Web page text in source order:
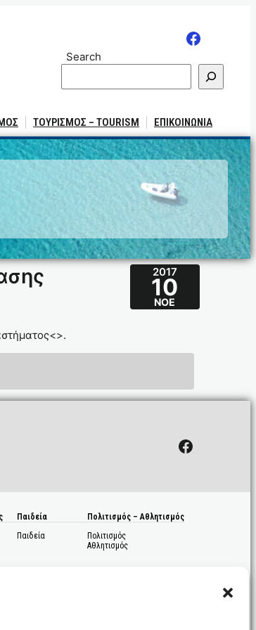
Search
ΤΟΥΡΙΣΜΟΣ – TOURISM ΕΠΙΚΟΙΝΩΝΙΑ
2017
10
ΝΟΈ
>.
Facebook
Παιδεία
Παιδεία
Πολιτισμός – Αθλητισμός
Πολιτισμός
Αθλητισμός